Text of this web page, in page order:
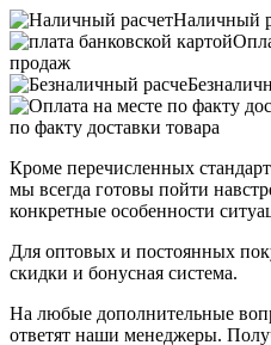
Наличный
продаж
по факту доставки товара
Кроме перечисленных
мы всегда готовы пойти
конкретные особенности
Для оптовых и постоянных
скидки и бонусная система.
На любые дополнительные
ответят наши менеджеры.